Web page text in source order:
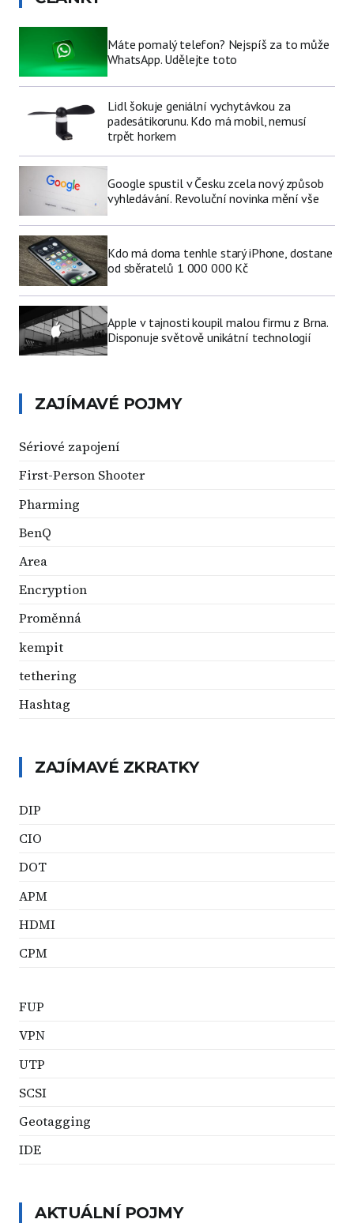
Máte pomalý telefon? Nejspíš za to může
WhatsApp. Udělejte toto
Lidl šokuje geniální vychytávkou za
padesátikorunu. Kdo má mobil, nemusí
trpět horkem
Google spustil v Česku zcela nový způsob
vyhledávání. Revoluční novinka mění vše
Kdo má doma tenhle starý iPhone, dostane
od sběratelů 1 000 000 Kč
Apple v tajnosti koupil malou firmu z Brna.
Disponuje světově unikátní technologií
ZAJÍMAVÉ POJMY
Sériové zapojení
First-Person Shooter
Pharming
BenQ
Area
Encryption
Proměnná
kempit
tethering
Hashtag
ZAJÍMAVÉ ZKRATKY
DIP
CIO
DOT
APM
HDMI
CPM
FUP
VPN
UTP
SCSI
Geotagging
IDE
AKTUÁLNÍ POJMY